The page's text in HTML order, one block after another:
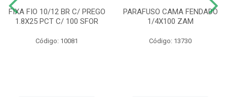
FIXA FIO 10/12 BR C/ PREGO
1.8X25 PCT C/ 100 SFOR
Código: 10081
PARAFUSO CAMA FENDADO
1/4X100 ZAM
Código: 13730